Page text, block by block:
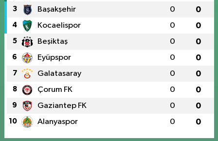
3 Başakşehir 0 0
4 Kocaelispor 0 0
5 Beşiktaş 0 0
6 Eyüpspor 0 0
7 Galatasaray 0 0
8 Çorum FK 0 0
9 Gaziantep FK 0 0
10 Alanyaspor 0 0